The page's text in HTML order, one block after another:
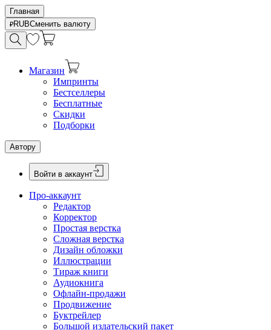
Главная
RUBСменить валюту
Магазин
Импринты
Бестселлеры
Бесплатные
Скидки
Подборки
Автору
Войти в аккаунт
Про-аккаунт
Редактор
Корректор
Простая верстка
Сложная верстка
Дизайн обложки
Иллюстрации
Тираж книги
Аудиокнига
Офлайн-продажи
Продвижение
Буктрейлер
Большой издательский пакет